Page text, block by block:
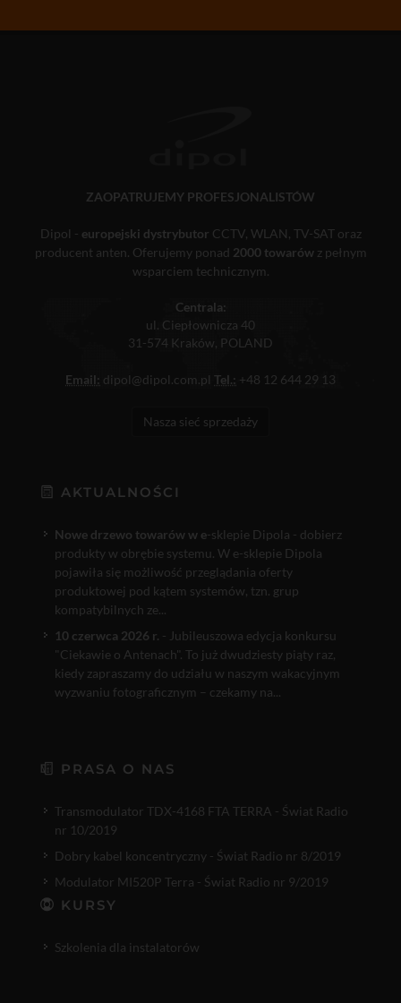
ZAOPATRUJEMY PROFESJONALISTÓW
Dipol - europejski dystrybutor CCTV, WLAN, TV-SAT oraz
producent anten. Oferujemy ponad 2000 towarówz pełnym
wsparciem technicznym.
Centrala:
ul. Ciepłownicza 40
31-574 Kraków, POLAND
Email: dipol@dipol.com.pl Tel.: +48 12 644 29 13
Nasza sieć sprzedaży
AKTUALNOŚCI
Nowe drzewo towarów w e-sklepie Dipola - dobierz
produkty w obrębie systemu. W e-sklepie Dipola
pojawiła się możliwość przeglądania oferty
produktowej pod kątem systemów, tzn. grup
kompatybilnych ze...
10 czerwca 2026 r. - Jubileuszowa edycja konkursu
"Ciekawie o Antenach". To już dwudziesty piąty raz,
kiedy zapraszamy do udziału w naszym wakacyjnym
wyzwaniu fotograficznym – czekamy na...
PRASA O NAS
Transmodulator TDX-4168 FTA TERRA - Świat Radio
nr 10/2019
Dobry kabel koncentryczny - Świat Radio nr 8/2019
Modulator MI520P Terra - Świat Radio nr 9/2019
KURSY
Szkolenia dla instalatorów